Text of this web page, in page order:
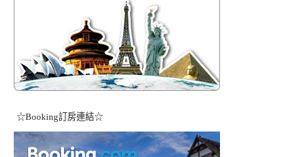
☆Booking訂房連結☆